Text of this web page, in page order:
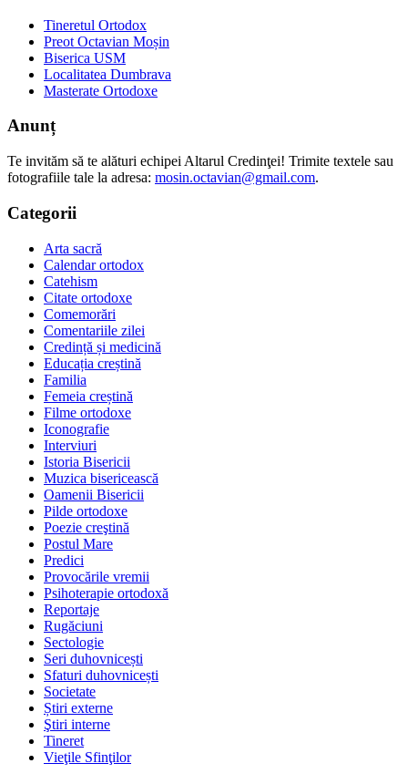
Tineretul Ortodox
Preot Octavian Moșin
Biserica USM
Localitatea Dumbrava
Masterate Ortodoxe
Anunț
Te invităm să te alături echipei Altarul Credinţei! Trimite textele sau
fotografiile tale la adresa: mosin.octavian@gmail.com.
Categorii
Arta sacră
Calendar ortodox
Catehism
Citate ortodoxe
Comemorări
Comentariile zilei
Credință și medicină
Educația creștină
Familia
Femeia creștină
Filme ortodoxe
Iconografie
Interviuri
Istoria Bisericii
Muzica bisericească
Oamenii Bisericii
Pilde ortodoxe
Poezie creştină
Postul Mare
Predici
Provocările vremii
Psihoterapie ortodoxă
Reportaje
Rugăciuni
Sectologie
Seri duhovnicești
Sfaturi duhovnicești
Societate
Știri externe
Ştiri interne
Tineret
Vieţile Sfinţilor